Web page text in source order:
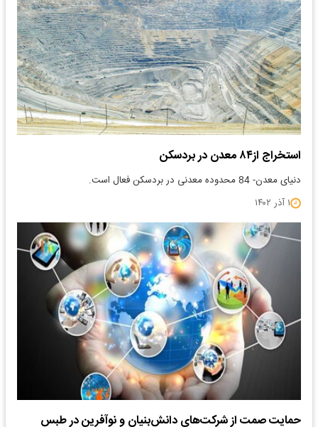
استخراج از۸۴ معدن در بردسکن
دنیای معدن- 84 محدوده معدنی در بردسکن فعال است.
۱ آذر ۱۴۰۲
حمایت صمت از شرکت‌های دانش‌بنیان و نوآفرین در طبس